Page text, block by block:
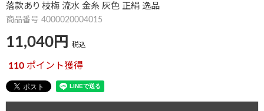
落款あり 枝梅 流水 金糸 灰色 正絹 逸品
商品番号 4000020004015
11,040 税込
110 ポイント獲得